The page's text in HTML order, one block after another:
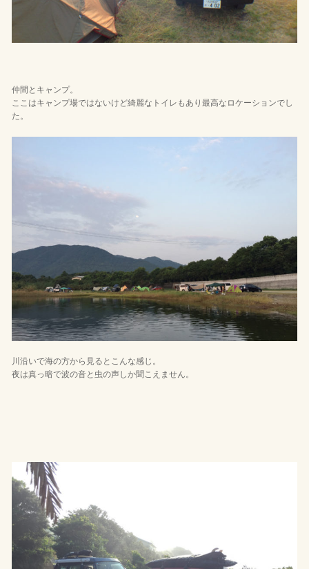
仲間とキャンプ。
ここはキャンプ場ではないけど綺麗なトイレもあり最高なロケーションでし
た。
川沿いで海の方から見るとこんな感じ。
夜は真っ暗で波の音と虫の声しか聞こえません。